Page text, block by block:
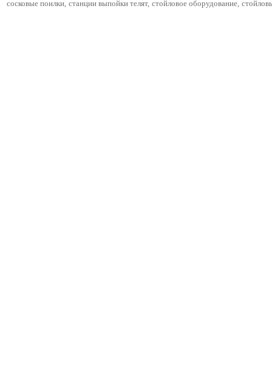
сосковые поилки, станции выпойки телят, стойловое оборудование,